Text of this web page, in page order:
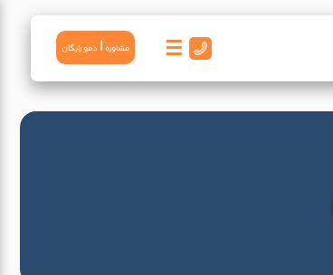
مشاوره | دمو رايگان ☰